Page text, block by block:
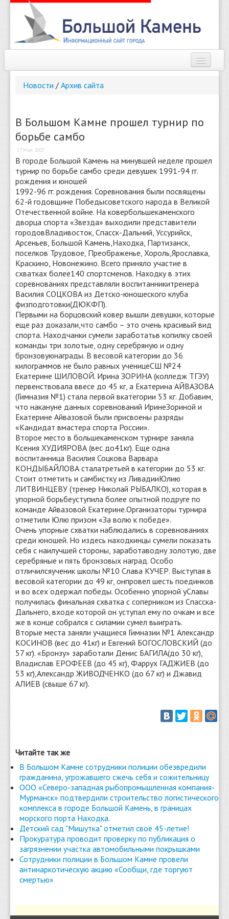
Новости
Справочник
Погода
О сайте
Найти
Новости / Архив сайта
В Большом Камне прошел турнир по
борьбе самбо
17 Мая 2007
В городе Большой Камень на минувшей неделе прошел
турнир по борьбе самбо среди девушек 1991-94 гг.
рождения и юношей
1992-96 гг. рождения. Соревнования были посвящены
62-й годовщине Победысоветского народа в Великой
Отечественной войне. На ковербольшекаменского
дворца спорта «Звезда» выходили представители
городовВладивосток, Спасск-Дальний, Уссурийск,
Арсеньев, Большой Камень,Находка, Партизанск,
поселков Трудовое, Преображенье, Хороль,Ярославка,
Краскино, Новонежино. Всего приняло участие в
схватках более140 спортсменов. Находку в этих
соревнованиях представляли воспитанникитренера
Василия СОЦКОВА из Детско-юношеского клуба
физподготовки(ДЮКФП).
Первыми на борцовский ковер вышли девушки, которые
еще раз доказали,что самбо – это очень красивый вид
спорта. Находчанки сумели заработатьв копилку своей
команды три золотые, одну серебряную и одну
бронзовуюнаграды. В весовой категории до 36
килограммов не было равных ученицеСШ №24
Екатерине ШИЛОВОЙ. Ирина ЗОРИНА (колледж ТГЭУ)
первенствовала ввесе до 45 кг, а Екатерина АЙВАЗОВА
(Гимназия №1) стала первой вкатегории 53 кг. Добавим,
что накануне данных соревнований ИринеЗориной и
Екатерине Айвазовой были присвоены разряды
«Кандидат вмастера спорта России».
Второе место в большекаменском турнире заняла
Ксения ХУДИЯРОВА (вес до41кг). Еще одна
воспитанница Василия Соцкова Варвара
КОНДЫБАЙЛОВА сталатретьей в категории до 53 кг.
Стоит отметить и самбистку из ЛивадииЮлию
ЛИТВИНЦЕВУ (тренер Николай РЫБАЛКО), которая в
упорной борьбеуступила более опытной подруге по
команде Айвазовой Екатерине.Организаторы турнира
отметили Юлю призом «За волю к победе».
Очень упорные схватки наблюдались в соревнованиях
среди юношей. Но издесь находкинцы сумели показать
себя с наилучшей стороны, заработаводну золотую, две
серебряные и пять бронзовых наград. Особо
отличилсяученик школы №10 Слава КУЧЕР. Выступая в
весовой категории до 49 кг, онпровел шесть поединков
и во всех одержал победы. Особенно упорной уСлавы
получилась финальная схватка с соперником из Спасска-
Дальнего, входе которой он уступал ему по очкам и все
же в конце собрался с силамии сумел выиграть.
Вторые места заняли учащиеся Гимназии №1 Александр
КОСИНОВ (вес до 41кг) и Евгений БОГОСЛОВСКИЙ (до
57 кг). «Бронзу» заработали Денис БАГИЛА(до 30 кг),
Владислав ЕРОФЕЕВ (до 45 кг), Фаррух ГАДЖИЕВ (до
53 кг),Александр ЖИВОДЧЕНКО (до 67 кг) и Джавид
АЛИЕВ (свыше 67 кг).
Читайте так же
В Большом Камне сотрудники полиции обезвредили
гражданина, угрожавшего сжечь себя и сожительницу
ООО «Северо-западная рыбопромышленная компания-
Мурманск» подтвердили строительство логистического
комплекса в городе Большой Камень, в границах
морского порта Находка.
Детский сад "Мишутка" отметил своё 45-летие!
Прокуратура проводит проверку по публикация о
загрязнении участка автомобильными покрышками
Сотрудники полиции в Большом Камне провели
антинаркотическую акцию «Сообщи, где торгуют
смертью»